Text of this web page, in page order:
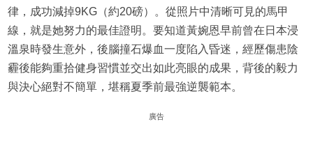
律，成功減掉9KG（約20磅）。從照片中清晰可見的馬甲
線，就是她努力的最佳證明。要知道黃婉恩早前曾在日本浸
溫泉時發生意外，後腦撞石爆血一度陷入昏迷，經歷傷患陰
霾後能夠重拾健身習慣並交出如此亮眼的成果，背後的毅力
與決心絕對不簡單，堪稱夏季前最強逆襲範本。
廣告